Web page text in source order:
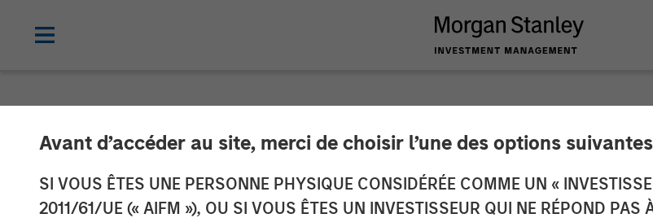
Avant d’accéder au site, merci de choisir l’une des options
SI VOUS ÊTES UNE PERSONNE PHYSIQUE CONSIDÉRÉE COMME UN «
2011/61/UE (« AIFM »), OU SI VOUS ÊTES UN INVESTISSEUR QUI NE RÉPOND PAS
Morgan Stanley Energy